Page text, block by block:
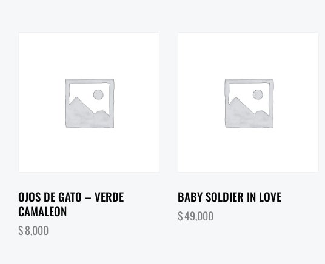
OJOS DE GATO – VERDE
CAMALEON
$8,000
BABY SOLDIER IN LOVE
$49,000